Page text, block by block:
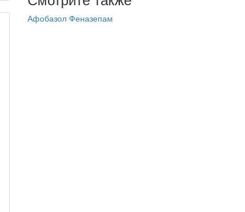
Афобазол Феназепам